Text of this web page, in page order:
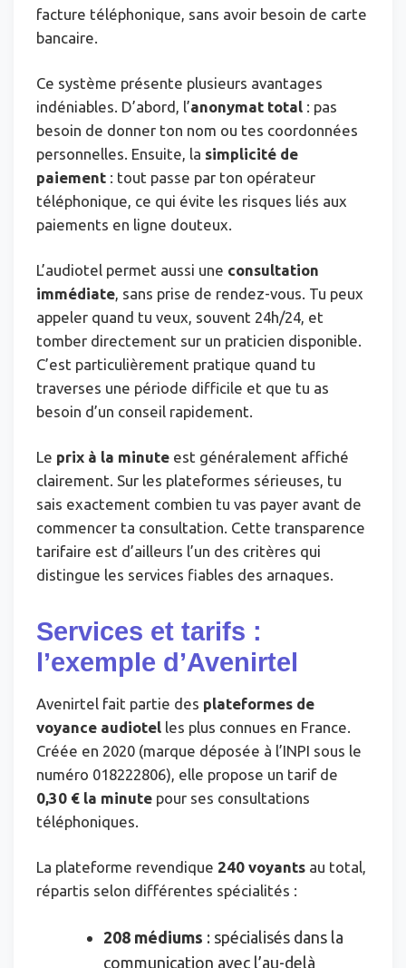
facture téléphonique, sans avoir besoin de carte
bancaire.
Ce système présente plusieurs avantages
indéniables. D’abord, l’anonymat total : pas
besoin de donner ton nom ou tes coordonnées
personnelles. Ensuite, la simplicité de
paiement : tout passe par ton opérateur
téléphonique, ce qui évite les risques liés aux
paiements en ligne douteux.
L’audiotel permet aussi une consultation
immédiate , sans prise de rendez-vous. Tu peux
appeler quand tu veux, souvent 24h/24, et
tomber directement sur un praticien disponible.
C’est particulièrement pratique quand tu
traverses une période difficile et que tu as
besoin d’un conseil rapidement.
Le prix à la minute est généralement affiché
clairement. Sur les plateformes sérieuses, tu
sais exactement combien tu vas payer avant de
commencer ta consultation. Cette transparence
tarifaire est d’ailleurs l’un des critères qui
distingue les services fiables des arnaques.
Services et tarifs :
l’exemple d’Avenirtel
Avenirtel fait partie des plateformes de
voyance audiotel les plus connues en France.
Créée en 2020 (marque déposée à l’INPI sous le
numéro 018222806), elle propose un tarif de
0,30 € la minute pour ses consultations
téléphoniques.
La plateforme revendique 240 voyants au total,
répartis selon différentes spécialités :
208 médiums : spécialisés dans la
communication avec l’au-delà